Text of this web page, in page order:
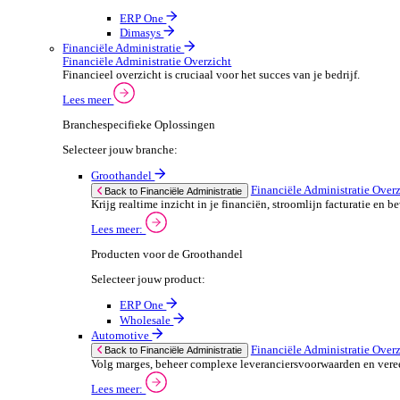
Consent
ERP Producten voor de Automotive
Selecteer jouw product:
ERP One
POS Oplossingen
POS Oplossingen Overzicht
Snelle, naadloze betaalervaring voor je klanten.
Lees meer
Branchespecifieke POS Oplossingen
Selecteer jouw branche:
Back to POS Oplossingen
Bedien je klanten snel en nauwkeuring met
POS Producten voor de Groothandel
Selecteer jouw product: